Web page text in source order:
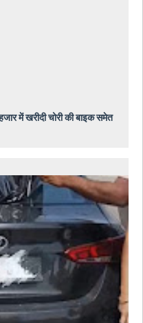
में खरीदी चोरी की बाइक समेत